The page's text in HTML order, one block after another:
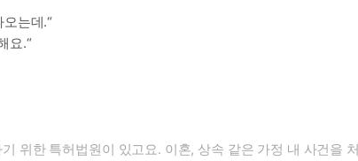
는데.“
요.“
위한 특허법원이 있고요. 이혼, 상속 같은 가정 내 사건을